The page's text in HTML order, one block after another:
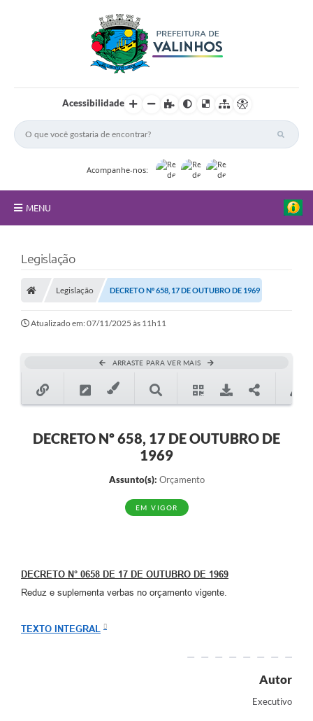
Acessibilidade
Acompanhe-nos:
MENU
Principal
Nossa Cidade
Secretarias
Transparência
Programa Famílias Fortes
Contratação de estagiário - estudante de Direito -
Galeria de Fotos
Arquivos para Download
Legislação
Legislação DECRETO Nº 658, 17 DE OUTUBRO DE 1969
Atualizado em: 07/11/2025 às 11h11
ARRASTE PARA VER MAIS
DECRETO Nº 658, 17 DE OUTUBRO DE
1969
Assunto(s): Orçamento
EM VIGOR
DECRETO N° 0658 DE 17 DE OUTUBRO DE 1969
Reduz e suplementa verbas no orçamento vigente.
TEXTO INTEGRAL
Autor
Executivo